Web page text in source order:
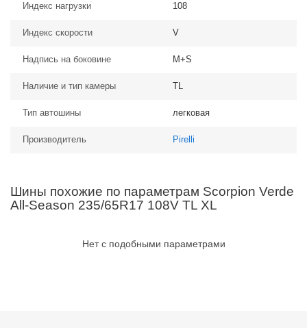
Индекс нагрузки 108
Индекс скорости V
Надпись на боковине M+S
Наличие и тип камеры TL
Тип автошины легковая
Производитель Pirelli
Шины похожие по параметрам Scorpion Verde
All-Season 235/65R17 108V TL XL
Нет с подобными параметрами